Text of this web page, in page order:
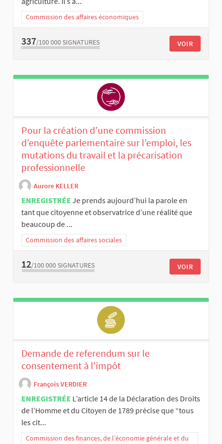
Commission des affaires économiques
337/100 000 SIGNATURES VOIR
Pour la création d’une commission
d’enquête parlementaire sur l’emploi, les
mutations du travail et la précarisation
professionnelle
Aurore KELLER
ENREGISTRÉE Je prends aujourd’hui la parole en
tant que citoyenne et observatrice d’une réalité que
beaucoup de ...
Commission des affaires sociales
12/100 000 SIGNATURES VOIR
Demande de referendum sur le
consentement à l'impôt
François VERDIER
ENREGISTRÉE L’article 14 de la Déclaration des Droits
de l’Homme et du Citoyen de 1789 précise que “tous
les cit...
Commission des finances, de l’économie générale et du